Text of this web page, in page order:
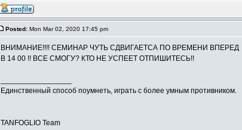
Posted: Mon Mar 02, 2020 17:45 pm
ВНИМАНИЕ!!!! СЕМИНАР ЧУТЬ СДВИГАЕТСА ПО ВРЕМЕНИ ВПЕРЕД
В 14 00 !! ВСЕ СМОГУ? КТО НЕ УСПЕЕТ ОТПИШИТЕСЬ!!
Единственный способ поумнеть, играть с более умным противником.
TANFOGLIO Team